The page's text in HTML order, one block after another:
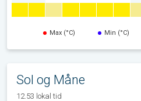
Max (°C) Min (°C)
Sol og Måne
12.53 lokal tid